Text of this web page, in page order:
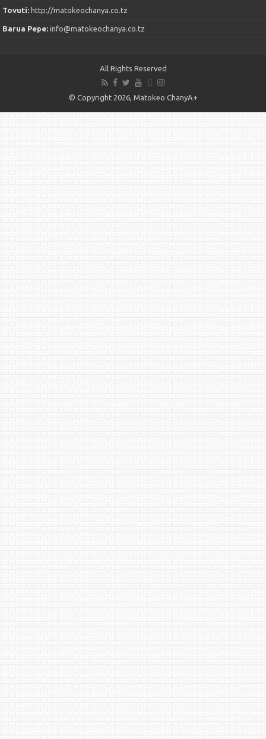
Tovuti: http://matokeochanya.co.tz
Barua Pepe:info@matokeochanya.co.tz
All Rights Reserved
© Copyright 2026, Matokeo ChanyA+